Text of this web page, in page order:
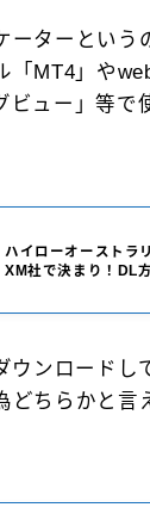
ーターという
「MT4」や
ビュー」等で
ハイローオーストラ
XM社で決まり！DL
ウンロードし
どちらかと言